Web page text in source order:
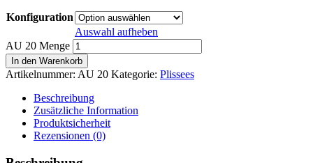
Konfiguration
Auswahl aufheben
AU 20 Menge
In den Warenkorb
Artikelnummer: AU 20 Kategorie: Plissees
Beschreibung
Zusätzliche Information
Produktsicherheit
Rezensionen (0)